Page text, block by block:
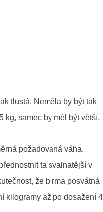
tlustá. Neměla by být tak
kg, samec by měl být větší,
požadovaná váha.
ta svalnatější v
že birma posvátná
kilogramy až po dosažení 4